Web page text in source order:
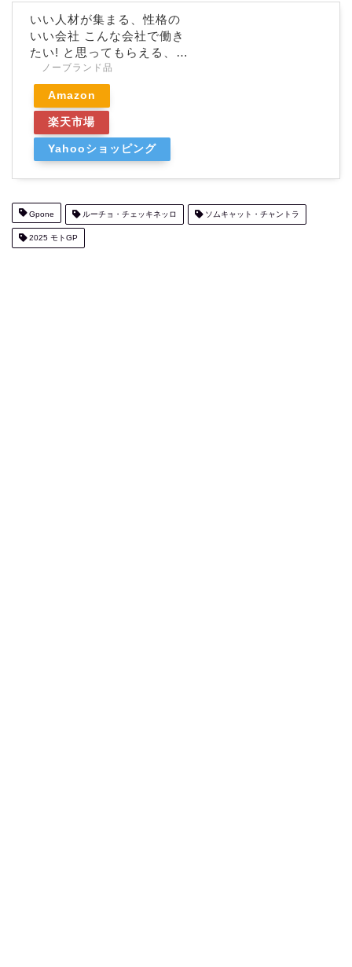
いい人材が集まる、性格の
いい会社 こんな会社で働き
たい! と思ってもらえる、…
ノーブランド品
Amazon
楽天市場
Yahooショッピング
Gpone ルーチョ・チェッキネッロ ソムキャット・チャントラ
2025 モトGP